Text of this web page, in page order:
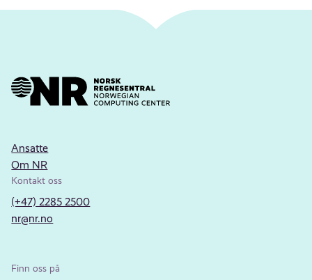
Ansatte
Om NR
Kontakt oss
(+47) 2285 2500
nr@nr.no
Finn oss på